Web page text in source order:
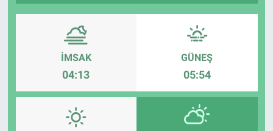
İMSAK
04:13
GÜNEŞ
05:54
EĞİTİM
ASAYİŞ
MAGAZİN
KÜLTÜR-SANAT